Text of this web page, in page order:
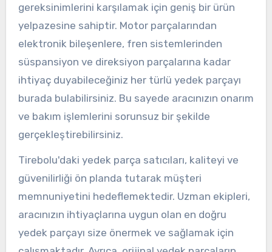
gereksinimlerini karşılamak için geniş bir ürün
yelpazesine sahiptir. Motor parçalarından
elektronik bileşenlere, fren sistemlerinden
süspansiyon ve direksiyon parçalarına kadar
ihtiyaç duyabileceğiniz her türlü yedek parçayı
burada bulabilirsiniz. Bu sayede aracınızın onarım
ve bakım işlemlerini sorunsuz bir şekilde
gerçekleştirebilirsiniz.
Tirebolu'daki yedek parça satıcıları, kaliteyi ve
güvenilirliği ön planda tutarak müşteri
memnuniyetini hedeflemektedir. Uzman ekipleri,
aracınızın ihtiyaçlarına uygun olan en doğru
yedek parçayı size önermek ve sağlamak için